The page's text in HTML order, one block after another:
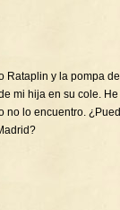
Rataplin y la pompa de
mi hija en su cole. He
no lo encuentro.